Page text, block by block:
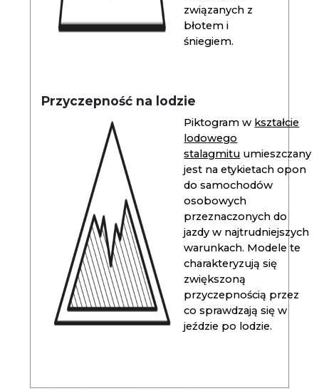
związanych z
błotem i
śniegiem.
Przyczepność na lodzie
Piktogram w kształcie
lodowego
stalagmitu umieszczany
jest na etykietach opon
do samochodów
osobowych
przeznaczonych do
jazdy w najtrudniejszych
warunkach. Modele te
charakteryzują się
zwiększoną
przyczepnością przez
co sprawdzają się w
jeździe po lodzie.